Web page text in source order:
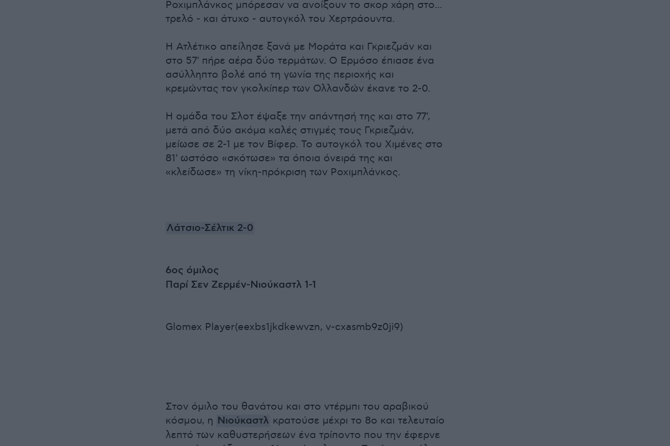
Ροχιμπλάνκος μπόρεσαν να ανοίξουν το σκορ χάρη στο...
τρελό - και άτυχο - αυτογκόλ του Χερτράουντα.
Η Ατλέτικο απείλησε ξανά με Μοράτα και Γκριεζμάν και
στο 57' πήρε αέρα δύο τερμάτων. Ο Ερμόσο έπιασε ένα
ασύλληπτο βολέ από τη γωνία της περιοχής και
κρεμώντας τον γκολκίπερ των Ολλανδών έκανε το 2-0.
Η ομάδα του Σλοτ έψαξε την απάντησή της και στο 77',
μετά από δύο ακόμα καλές στιγμές τους Γκριεζμάν,
μείωσε σε 2-1 με τον Βίφερ. Το αυτογκόλ του Χιμένες στο
81' ωστόσο «σκότωσε» τα όποια όνειρά της και
«κλείδωσε» τη νίκη-πρόκριση των Ροχιμπλάνκος.
Λάτσιο-Σέλτικ 2-0
6ος όμιλος
Παρί Σεν Ζερμέν-Νιούκαστλ 1-1
Glomex Player(eexbs1jkdkewvzn, v-cxasmb9z0ji9)
Στον όμιλο του θανάτου και στο ντέρμπι του αραβικού
κόσμου, η Νιούκαστλ κρατούσε μέχρι το 8ο και τελευταίο
λεπτό των καθυστερήσεων ένα τρίποντο που την έφερνε